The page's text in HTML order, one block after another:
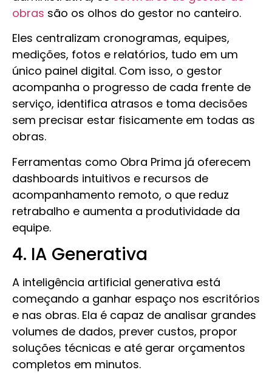
obras são os olhos do gestor no canteiro.
Eles centralizam cronogramas, equipes,
medições, fotos e relatórios, tudo em um
único painel digital. Com isso, o gestor
acompanha o progresso de cada frente de
serviço, identifica atrasos e toma decisões
sem precisar estar fisicamente em todas as
obras.
Ferramentas como Obra Prima já oferecem
dashboards intuitivos e recursos de
acompanhamento remoto, o que reduz
retrabalho e aumenta a produtividade da
equipe.
4. IA Generativa
A inteligência artificial generativa está
começando a ganhar espaço nos escritórios
e nas obras. Ela é capaz de analisar grandes
volumes de dados, prever custos, propor
soluções técnicas e até gerar orçamentos
completos em minutos.